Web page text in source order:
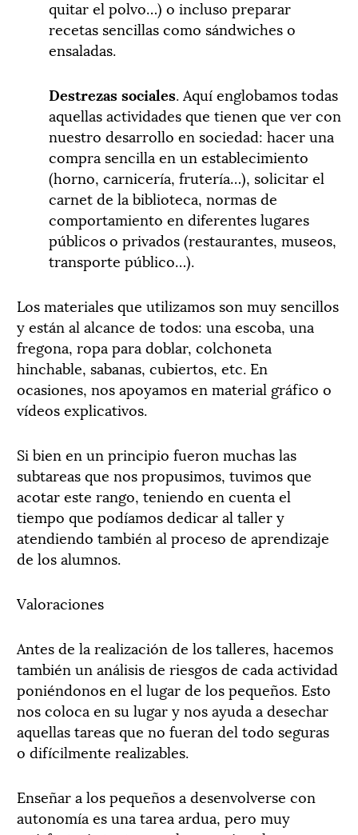
quitar el polvo…) o incluso preparar
recetas sencillas como sándwiches o
ensaladas.
Destrezas sociales. Aquí englobamos todas
aquellas actividades que tienen que ver con
nuestro desarrollo en sociedad: hacer una
compra sencilla en un establecimiento
(horno, carnicería, frutería…), solicitar el
carnet de la biblioteca, normas de
comportamiento en diferentes lugares
públicos o privados (restaurantes, museos,
transporte público…).
Los materiales que utilizamos son muy sencillos
y están al alcance de todos: una escoba, una
fregona, ropa para doblar, colchoneta
hinchable, sabanas, cubiertos, etc. En
ocasiones, nos apoyamos en material gráfico o
vídeos explicativos.
Si bien en un principio fueron muchas las
subtareas que nos propusimos, tuvimos que
acotar este rango, teniendo en cuenta el
tiempo que podíamos dedicar al taller y
atendiendo también al proceso de aprendizaje
de los alumnos.
Valoraciones
Antes de la realización de los talleres, hacemos
también un análisis de riesgos de cada actividad
poniéndonos en el lugar de los pequeños. Esto
nos coloca en su lugar y nos ayuda a desechar
aquellas tareas que no fueran del todo seguras
o difícilmente realizables.
Enseñar a los pequeños a desenvolverse con
autonomía es una tarea ardua, pero muy